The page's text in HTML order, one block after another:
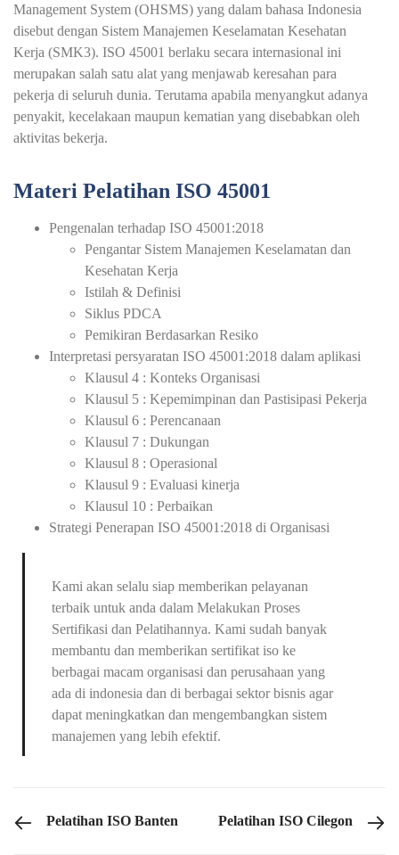
Management System (OHSMS) yang dalam bahasa Indonesia
disebut dengan Sistem Manajemen Keselamatan Kesehatan
Kerja (SMK3). ISO 45001 berlaku secara internasional ini
merupakan salah satu alat yang menjawab keresahan para
pekerja di seluruh dunia. Terutama apabila menyangkut adanya
penyakit, kecelakaan maupun kematian yang disebabkan oleh
aktivitas bekerja.
Materi Pelatihan ISO 45001
Pengenalan terhadap ISO 45001:2018
Pengantar Sistem Manajemen Keselamatan dan
Kesehatan Kerja
Istilah & Definisi
Siklus PDCA
Pemikiran Berdasarkan Resiko
Interpretasi persyaratan ISO 45001:2018 dalam aplikasi
Klausul 4 : Konteks Organisasi
Klausul 5 : Kepemimpinan dan Pastisipasi Pekerja
Klausul 6 : Perencanaan
Klausul 7 : Dukungan
Klausul 8 : Operasional
Klausul 9 : Evaluasi kinerja
Klausul 10 : Perbaikan
Strategi Penerapan ISO 45001:2018 di Organisasi
Kami akan selalu siap memberikan pelayanan
terbaik untuk anda dalam Melakukan Proses
Sertifikasi dan Pelatihannya. Kami sudah banyak
membantu dan memberikan sertifikat iso ke
berbagai macam organisasi dan perusahaan yang
ada di indonesia dan di berbagai sektor bisnis agar
dapat meningkatkan dan mengembangkan sistem
manajemen yang lebih efektif.
PREVIOUS POST
Pelatihan ISO Banten NEXT
Pelatihan ISO Cilegon